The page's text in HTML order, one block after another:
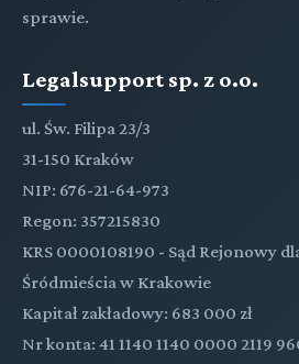
sprawie.
Legalsupport sp. z o.o.
ul. Św. Filipa 23/3
31-150 Kraków
NIP: 676-21-64-973
Regon: 357215830
KRS 0000108190 - Sąd Rejonowy
Śródmieścia w Krakowie
Kapitał zakładowy: 683 000 zł
Nr konta: 41 1140 1140 0000 2119